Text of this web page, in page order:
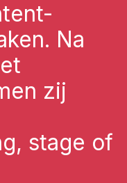
Na
zij
stage of